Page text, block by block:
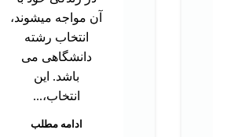
آن مواجه میشوند،
انتخاب رشته
دانشگاهی می
باشد. این
انتخاب،...
ادامه مطلب